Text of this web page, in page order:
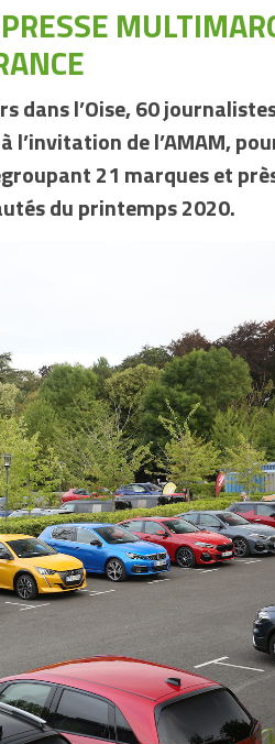
l’Oise, 60
de l’AMAM,
21 marques et
du printemps 2020.